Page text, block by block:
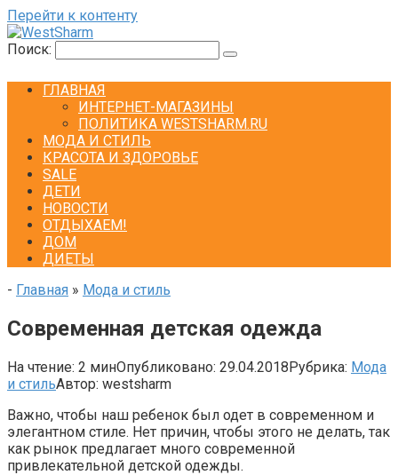
Перейти к контенту
Поиск:
ГЛАВНАЯ
ИНТЕРНЕТ-МАГАЗИНЫ
ПОЛИТИКА WESTSHARM.RU
МОДА И СТИЛЬ
КРАСОТА И ЗДОРОВЬЕ
SALE
ДЕТИ
НОВОСТИ
ОТДЫХАЕМ!
ДОМ
ДИЕТЫ
- Главная » Мода и стиль
Современная детская одежда
На чтение: 2 минОпубликовано: 29.04.2018Рубрика: Мода
и стильАвтор: westsharm
Важно, чтобы наш ребенок был одет в современном и
элегантном стиле. Нет причин, чтобы этого не делать, так
как рынок предлагает много современной
привлекательной детской одежды.